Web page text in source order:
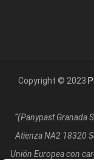
Copyright © 2023
“(Panypast Granada
Atienza NA2 18320
Unión Europea con